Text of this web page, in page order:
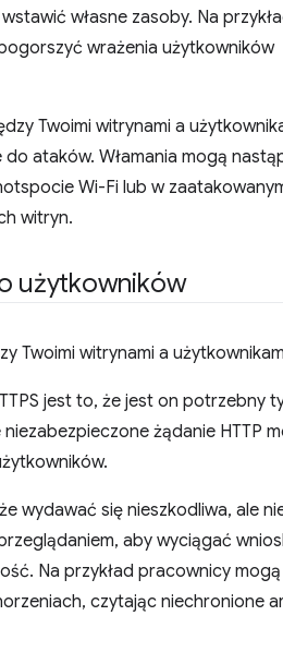
własne zasoby. Na
wrażenia użytkowników
Twoimi witrynami a
ataków. Włamania mogą
Wi-Fi lub w
witryn.
użytkowników
Twoimi witrynami a
jest to, że jest on potrzebny
żądanie HTTP
wydawać się nieszkodliwa, ale
aby wyciągać
Na przykład pracownicy mogą
czytając niechronione